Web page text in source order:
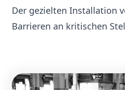
Der gezielten Installation
Barrieren an kritischen